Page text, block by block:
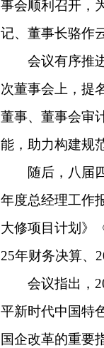
事会顺利召开，
记、董事长骆作
会议有序推
次董事会上，提
董事、董事会审
能，助力构建规
随后，八届
年度总经理工作
大修项目计划》
25年财务决算、
会议指出，
平新时代中国特
国企改革的重要